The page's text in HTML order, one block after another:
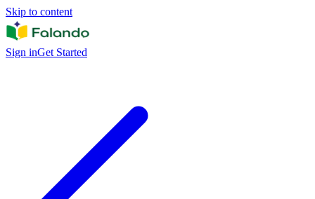
Skip to content
Sign inGet Started